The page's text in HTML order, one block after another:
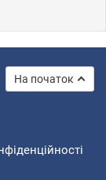
На початок